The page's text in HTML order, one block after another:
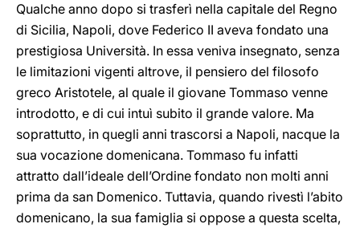
Qualche anno dopo si trasferì nella capitale del Regno
di Sicilia, Napoli, dove Federico II aveva fondato una
prestigiosa Università. In essa veniva insegnato, senza
le limitazioni vigenti altrove, il pensiero del filosofo
greco Aristotele, al quale il giovane Tommaso venne
introdotto, e di cui intuì subito il grande valore. Ma
soprattutto, in quegli anni trascorsi a Napoli, nacque la
sua vocazione domenicana. Tommaso fu infatti
attratto dall’ideale dell’Ordine fondato non molti anni
prima da san Domenico. Tuttavia, quando rivestì l’abito
domenicano, la sua famiglia si oppose a questa scelta,